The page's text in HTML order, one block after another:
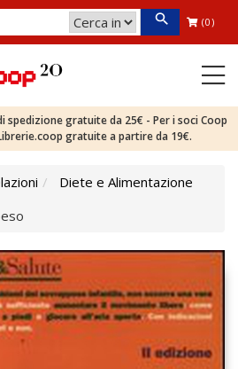
(0)
spedizione gratuite da 25€ - Per i soci Coop
gratuite a partire da 19€.
Diete e Alimentazione